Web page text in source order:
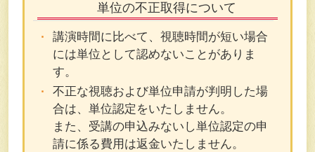
単位の不正取得について
講演時間に比べて、視聴時間が短い場合
には単位として認めないことがありま
す。
不正な視聴および単位申請が判明した場
合は、単位認定をいたしません。
また、受講の申込みないし単位認定の申
請に係る費用は返金いたしません。